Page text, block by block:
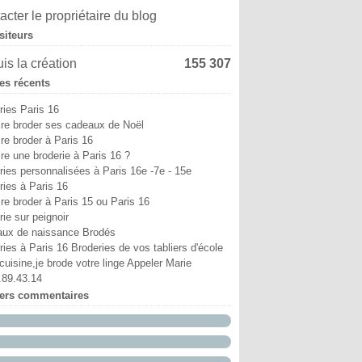
(6)
(3)
(2)
(5)
(4)
(6)
(7)
(5)
(2)
(9)
(11)
(6)
(6)
(8)
(5)
(8)
(12)
(12)
(14)
(18)
(7)
(1)
(15)
(17)
(12)
(19)
(13)
(18)
(10)
(38)
(52)
le propriétaire du blog
la création 155 307
récents
Paris 16
broder ses cadeaux de Noël
broder à Paris 16
une broderie à Paris 16 ?
personnalisées à Paris 16e -7e - 15e
à Paris 16
broder à Paris 15 ou Paris 16
sur peignoir
de naissance Brodés
à Paris 16 Broderies de vos tabliers d'école
brode votre linge Appeler Marie
commentaires